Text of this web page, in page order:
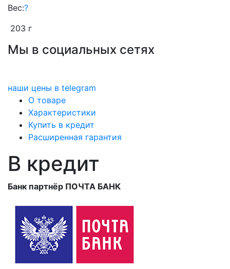
Вес:?
203 г
Мы в социальных сетях
наши цены в telegram
О товаре
Характеристики
Купить в кредит
Расширенная гарантия
В кредит
Банк партнёр ПОЧТА БАНК